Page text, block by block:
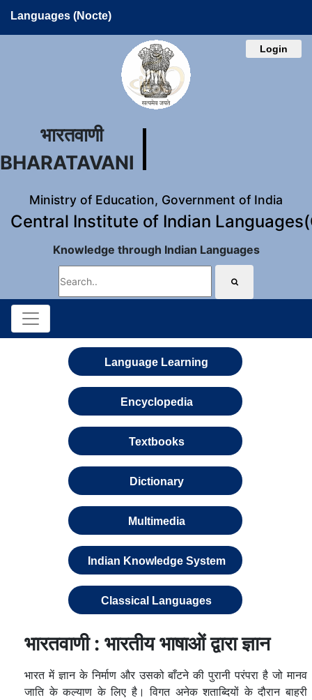
Languages (Nocte)
Login
भारतवाणी
BHARATAVANI
Ministry of Education, Government of India
Central Institute of Indian
Knowledge through Indian Languages
Language Learning
Encyclopedia
Textbooks
Dictionary
Multimedia
Indian Knowledge System
Classical Languages
भारतवाणी : भारतीय भाषाओं द्वारा ज्ञान
भारत में ज्ञान के निर्माण और उसको बाँटने की पुरानी परंपरा है जो मानव
जाति के कल्याण के लिए है। विगत अनेक शताब्दियों के दौरान बाहरी